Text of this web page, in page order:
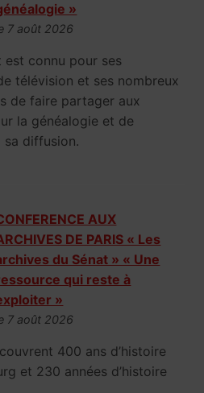
»
7 août 2026
est connu pour ses
télévision et ses nombreux
de faire partager aux
la généalogie et de
sa diffusion.
AUX
DE PARIS « Les
du Sénat » « Une
qui reste à
»
7 août 2026
400 ans d’histoire
et 230 années d’histoire